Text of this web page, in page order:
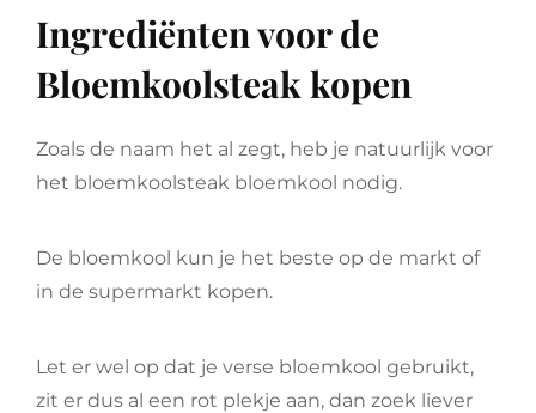
Ingrediënten voor de
Bloemkoolsteak kopen
Zoals de naam het al zegt, heb je natuurlijk voor
het bloemkoolsteak bloemkool nodig.
De bloemkool kun je het beste op de markt of
in de supermarkt kopen.
Let er wel op dat je verse bloemkool gebruikt,
zit er dus al een rot plekje aan, dan zoek liever